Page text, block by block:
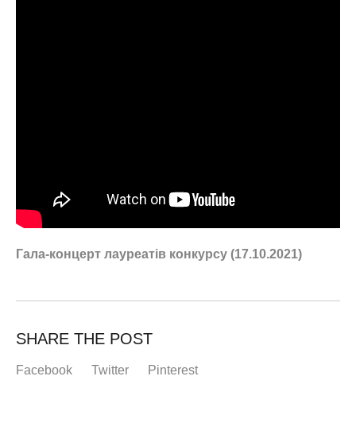
Гала-концерт лауреатів конкурсу (17.10.2021)
SHARE THE POST
Facebook Twitter Pinterest